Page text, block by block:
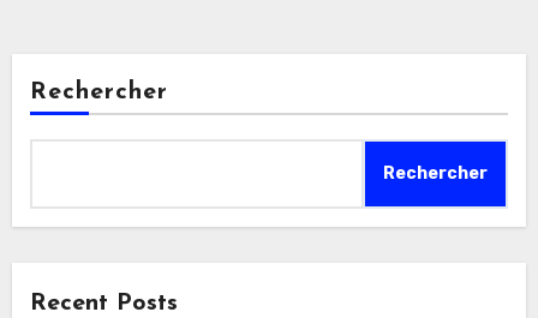
Rechercher
Rechercher
Recent Posts